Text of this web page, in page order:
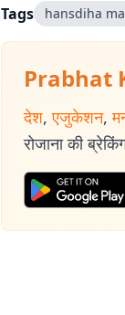
Tags hansdiha
Prabhat
देश, एजुकेशन,
रोजाना की